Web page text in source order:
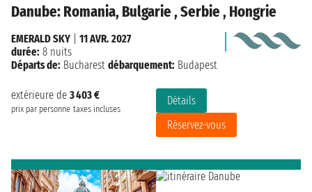
Danube: Romania, Bulgarie , Serbie , Hongrie
extérieure de 3 403 €
prix par personne taxes incluses
Détails
Réservez-vous
EMERALD SKY
11 AVR. 2027
durée: 8 nuits
Départs de: Bucharest débarquement: Budapest